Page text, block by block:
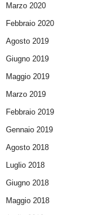
Marzo 2020
Febbraio 2020
Agosto 2019
Giugno 2019
Maggio 2019
Marzo 2019
Febbraio 2019
Gennaio 2019
Agosto 2018
Luglio 2018
Giugno 2018
Maggio 2018